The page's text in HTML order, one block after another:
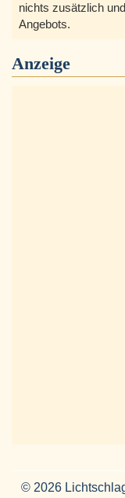
nichts zusätzlich
Angebots.
Anzeige
© 2026